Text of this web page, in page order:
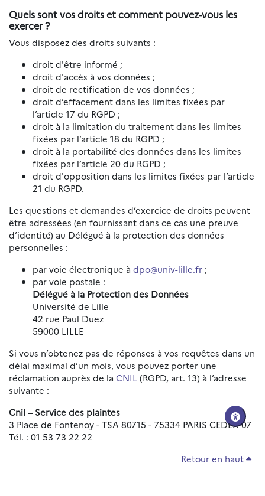
Quels sont vos droits et comment pouvez-vous les
exercer ?
Vous disposez des droits suivants :
droit d'être informé ;
droit d'accès à vos données ;
droit de rectification de vos données ;
droit d’effacement dans les limites fixées par
l’article 17 du RGPD ;
droit à la limitation du traitement dans les limites
fixées par l’article 18 du RGPD ;
droit à la portabilité des données dans les limites
fixées par l’article 20 du RGPD ;
droit d'opposition dans les limites fixées par l’article
21 du RGPD.
Les questions et demandes d’exercice de droits peuvent
être adressées (en fournissant dans ce cas une preuve
d’identité) au Délégué à la protection des données
personnelles :
par voie électronique à dpo@univ-lille.fr ;
par voie postale :
Délégué à la Protection des Données
Université de Lille
42 rue Paul Duez
59000 LILLE
Si vous n’obtenez pas de réponses à vos requêtes dans un
délai maximal d’un mois, vous pouvez porter une
réclamation auprès de la CNIL (RGPD, art. 13) à l’adresse
suivante :
Cnil – Service des plaintes
3 Place de Fontenoy - TSA 80715 - 75334 PARIS CEDEX 07
Tél. : 01 53 73 22 22
Retour en haut